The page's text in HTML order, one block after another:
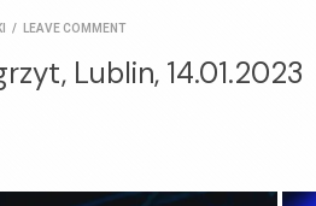
/ LEAVE COMMENT
Lublin, 14.01.2023